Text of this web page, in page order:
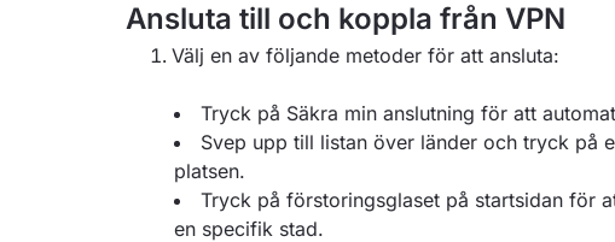
Ansluta till och koppla från VPN
Välj en av följande metoder för att ansluta:
Tryck på Säkra min anslutning för att
Svep upp till listan över länder och tryck på
platsen.
Tryck på förstoringsglaset på startsidan för
en specifik stad.